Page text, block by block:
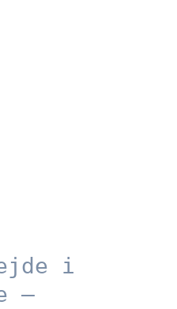
Stine
Above
i
–